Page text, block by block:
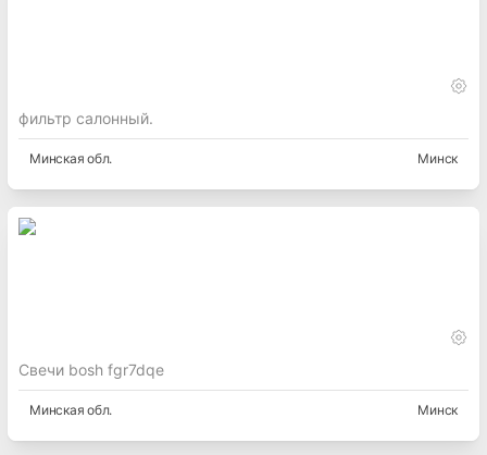
фильтр салонный.
Минская обл. Минск
Свечи bosh fgr7dqe
Минская обл. Минск